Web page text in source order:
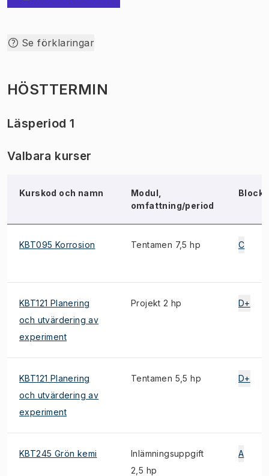
Se förklaringar
HÖSTTERMIN
Läsperiod 1
Valbara kurser
Kurskod och namn
Modul,
omfattning/period
Block
KBT095 Korrosion Tentamen 7,5 hp C
KBT121 Planering
och utvärdering av
experiment
Projekt 2 hp D+
KBT121 Planering
och utvärdering av
experiment
Tentamen 5,5 hp D+
KBT245 Grön kemi
Inlämningsuppgift
2,5 hp
A